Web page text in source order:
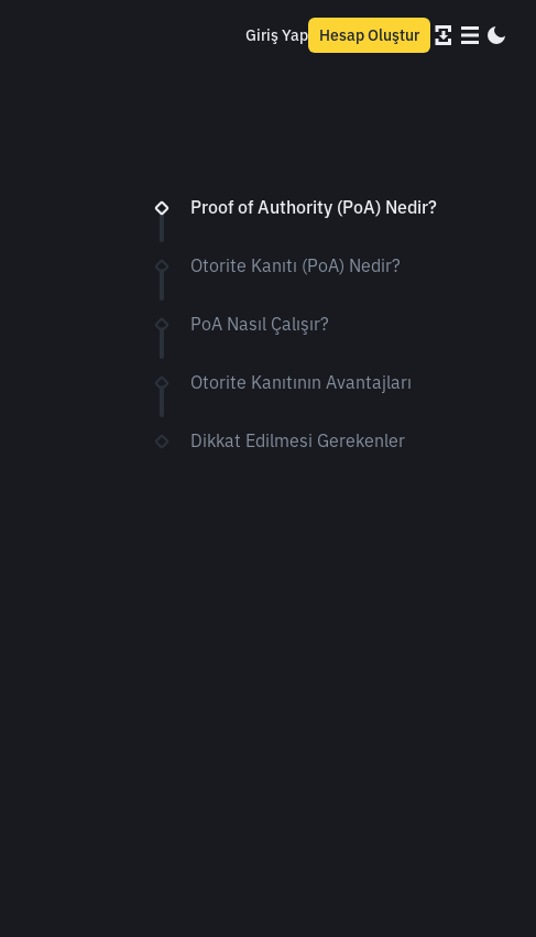
Giriş Yap Hesap Oluştur
Proof of Authority (PoA) Nedir?
Otorite Kanıtı (PoA) Nedir?
PoA Nasıl Çalışır?
Otorite Kanıtının Avantajları
Dikkat Edilmesi Gerekenler